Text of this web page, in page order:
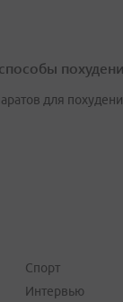
для
Спорт
Интервью